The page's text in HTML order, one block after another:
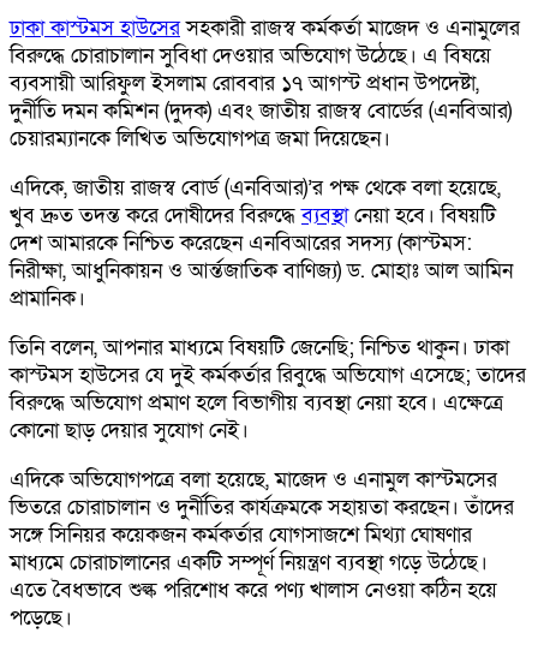
ঢাকা কাস্টমস হাউসেরসহকারী রাজস্ব কর্মকর্তা মাজেদ ও এনামুলের
বিরুদ্ধে চোরাচালান সুবিধা দেওয়ার অভিযোগ উঠেছে। এ বিষয়ে
ব্যবসায়ী আরিফুল ইসলাম রোববার ১৭ আগস্ট প্রধান উপদেষ্টা,
দুর্নীতি দমন কমিশন (দুদক) এবং জাতীয় রাজস্ব বোর্ডের (এনবিআর)
চেয়ারম্যানকে লিখিত অভিযোগপত্র জমা দিয়েছেন।
এদিকে, জাতীয় রাজস্ব বোর্ড (এনবিআর)’র পক্ষ থেকে বলা হয়েছে,
খুব দ্রুত তদন্ত করে দোষীদের বিরুদ্ধেব্যবস্থানেয়া হবে। বিষয়টি
দেশ আমারকে নিশ্চিত করেছেন এনবিআরের সদস্য (কাস্টমস:
নিরীক্ষা, আধুনিকায়ন ও আর্ন্তজাতিক বাণিজ্য) ড. মোহাঃ আল আমিন
প্রামানিক।
তিনি বলেন, আপনার মাধ্যমে বিষয়টি জেনেছি; নিশ্চিত থাকুন। ঢাকা
কাস্টমস হাউসের যে দুই কর্মকর্তার রিবুদ্ধে অভিযোগ এসেছে; তাদের
বিরুদ্ধে অভিযোগ প্রমাণ হলে বিভাগীয় ব্যবস্থা নেয়া হবে। এক্ষেত্রে
কোনো ছাড় দেয়ার সুযোগ নেই।
এদিকে অভিযোগপত্রে বলা হয়েছে, মাজেদ ও এনামুল কাস্টমসের
ভিতরে চোরাচালান ও দুর্নীতির কার্যক্রমকে সহায়তা করছেন। তাঁদের
সঙ্গে সিনিয়র কয়েকজন কর্মকর্তার যোগসাজশে মিথ্যা ঘোষণার
মাধ্যমে চোরাচালানের একটি সম্পূর্ণ নিয়ন্ত্রণ ব্যবস্থা গড়ে উঠেছে।
এতে বৈধভাবে শুল্ক পরিশোধ করে পণ্য খালাস নেওয়া কঠিন হয়ে
পড়েছে।